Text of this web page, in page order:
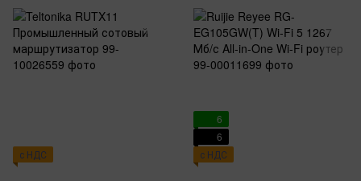
с НДС
6
6
с НДС